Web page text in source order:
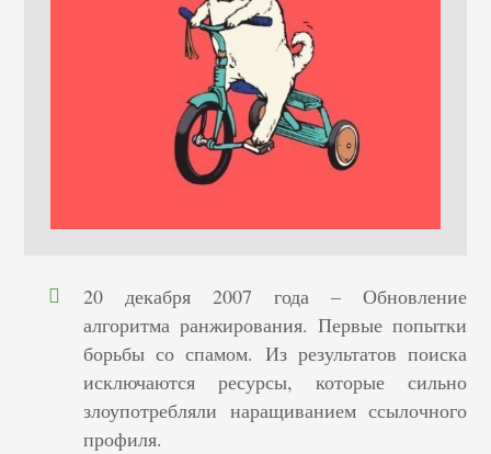
20 декабря 2007 года – Обновление
алгоритма ранжирования. Первые попытки
борьбы со спамом. Из результатов поиска
исключаются ресурсы, которые сильно
злоупотребляли наращиванием ссылочного
профиля.